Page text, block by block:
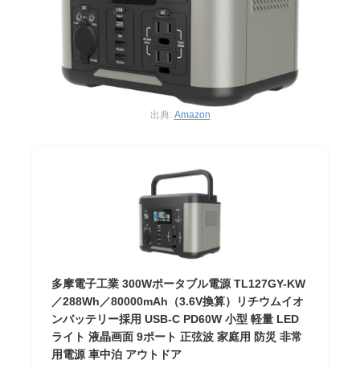
出典: Amazon
多摩電子工業 300Wポータブル電源 TL127GY-KW
／288Wh／80000mAh（3.6V換算）リチウムイオ
ンバッテリー採用 USB-C PD60W 小型 軽量 LED
ライト 液晶画面 9ポート 正弦波 家庭用 防災 非常
用電源 車中泊 アウトドア